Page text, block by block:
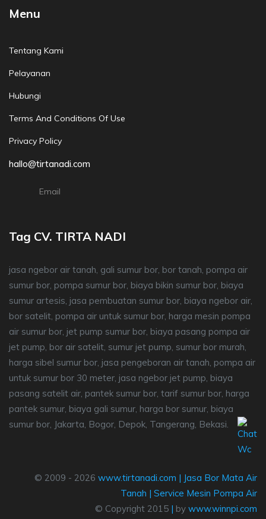
Menu
Tentang Kami
Pelayanan
Hubungi
Terms And Conditions Of Use
Privacy Policy
hallo@tirtanadi.com
Email
Tag CV. TIRTA NADI
jasa ngebor air tanah, gali sumur bor, bor tanah, pompa air
sumur bor, pompa sumur bor, biaya bikin sumur bor, biaya
sumur artesis, jasa pembuatan sumur bor, biaya ngebor air,
bor satelit, pompa air untuk sumur bor, harga mesin pompa
air sumur bor, jet pump sumur bor, biaya pasang pompa air
jet pump, bor air satelit, sumur jet pump, sumur bor murah,
harga sibel sumur bor, jasa pengeboran air tanah, pompa air
untuk sumur bor 30 meter, jasa ngebor jet pump, biaya
pasang satelit air, pantek sumur bor, tarif sumur bor, harga
pantek sumur, biaya gali sumur, harga bor sumur, biaya
sumur bor, Jakarta, Bogor, Depok, Tangerang, Bekasi.
© 2009 - 2026 www.tirtanadi.com | Jasa Bor Mata Air
Tanah | Service Mesin Pompa Air
© Copyright 2015 | by www.winnpi.com